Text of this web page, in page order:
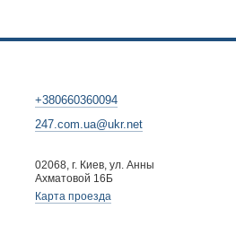
+380660360094
247.com.ua@ukr.net
02068, г. Киев, ул. Анны
Ахматовой 16Б
Карта проезда